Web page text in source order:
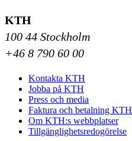
KTH
100 44 Stockholm
+46 8 790 60 00
Kontakta KTH
Jobba på KTH
Press och media
Faktura och betalning KTH
Om KTH:s webbplatser
Tillgänglighetsredogörelse